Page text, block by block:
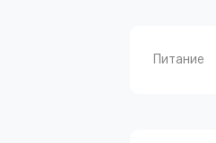
Питание